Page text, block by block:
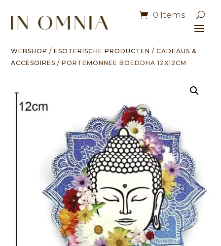
0 Items
WEBSHOP /ESOTERISCHE PRODUCTEN /CADEAUS &
ACCESOIRES / PORTEMONNEE BOEDDHA 12X12CM